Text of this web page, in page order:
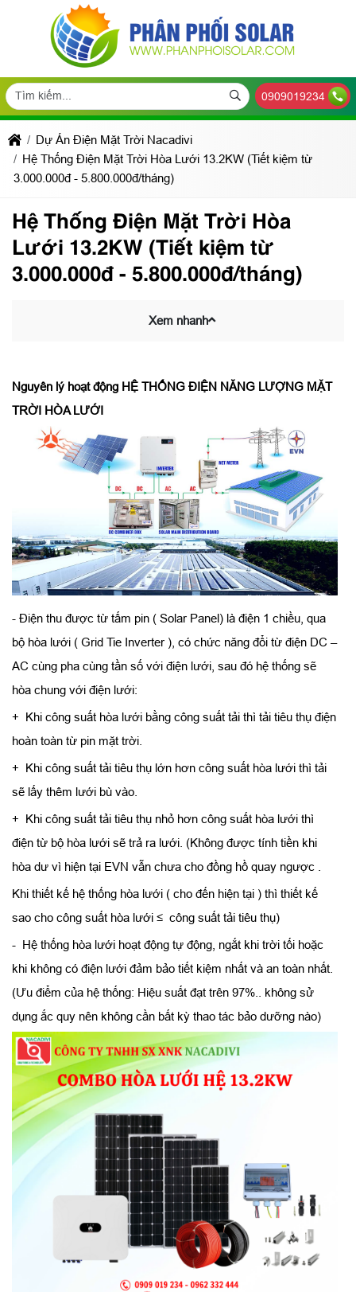
0909019234
Dự Án Điện Mặt Trời Nacadivi
Hệ Thống Điện Mặt Trời Hòa Lưới 13.2KW (Tiết kiệm từ
3.000.000đ - 5.800.000đ/tháng)
Hệ Thống Điện Mặt Trời Hòa
Lưới 13.2KW (Tiết kiệm từ
3.000.000đ - 5.800.000đ/tháng)
Xem nhanh
Nguyên lý hoạt động HỆ THỐNG ĐIỆN NĂNG LƯỢNG MẶT
TRỜI HÒA LƯỚI
- Điện thu được từ tấm pin ( Solar Panel) là điện 1 chiều, qua
bộ hòa lưới ( Grid Tie Inverter ), có chức năng đổi từ điện DC –
AC cùng pha cùng tần số với điện lưới, sau đó hệ thống sẽ
hòa chung với điện lưới:
+ Khi công suất hòa lưới bằng công suất tải thì tải tiêu thụ điện
hoàn toàn từ pin mặt trời.
+ Khi công suất tải tiêu thụ lớn hơn công suất hòa lưới thì tải
sẽ lấy thêm lưới bù vào.
+ Khi công suất tải tiêu thụ nhỏ hơn công suất hòa lưới thì
điện từ bộ hòa lưới sẽ trả ra lưới. (Không được tính tiền khi
hòa dư vì hiện tại EVN vẫn chưa cho đồng hồ quay ngược .
Khi thiết kế hệ thống hòa lưới ( cho đến hiện tại ) thì thiết kế
sao cho công suất hòa lưới ≤ công suất tải tiêu thụ)
- Hệ thống hòa lưới hoạt động tự động, ngắt khi trời tối hoặc
khi không có điện lưới đảm bảo tiết kiệm nhất và an toàn nhất.
(Ưu điểm của hệ thống: Hiệu suất đạt trên 97%.. không sử
dụng ắc quy nên không cần bất kỳ thao tác bảo dưỡng nào)